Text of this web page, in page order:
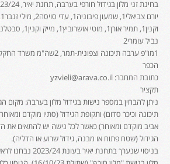
בחינת זני מלון בגידול חורפי בערבה, תחנת יאיר, 2023/24
נביל עומרי2
1מו"פ ערבה תיכונה וצפונית-תמר,
הכפר
כתובת המחבר: yzvieli@arava.co.il
תקציר
ניתן להבחין במספר נישות בגידול מלון בערבה: מקום
תיכונה וכיכר סדום) ותקופת הגידול (סתיו מוקדם
אביב מוקדם ומאוחר) כאשר לכל נישה יש להתאים את
הגידול (שטח פתוח או מבנה, גידול שרוע או הדליה).
בניסוי שנערך בתחנת יאיר